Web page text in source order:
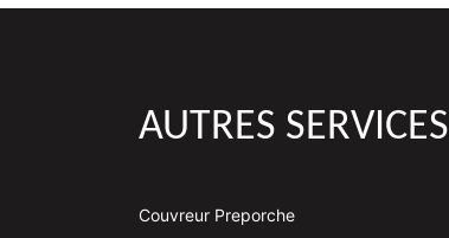
AUTRES SERVICES
Couvreur Preporche